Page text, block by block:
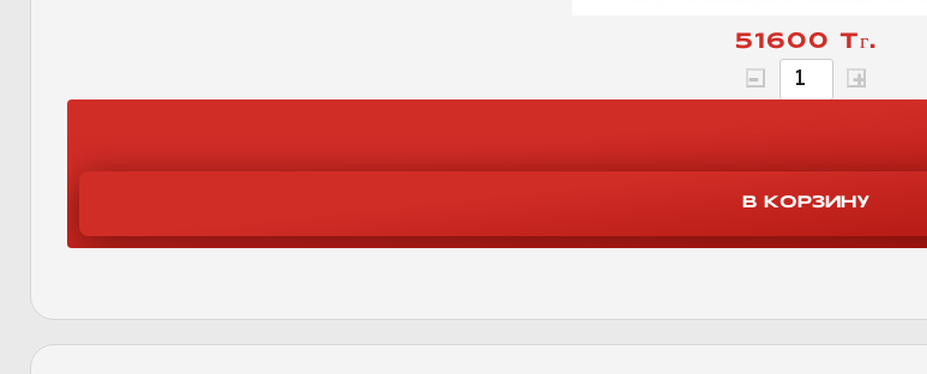
51600 Тг.